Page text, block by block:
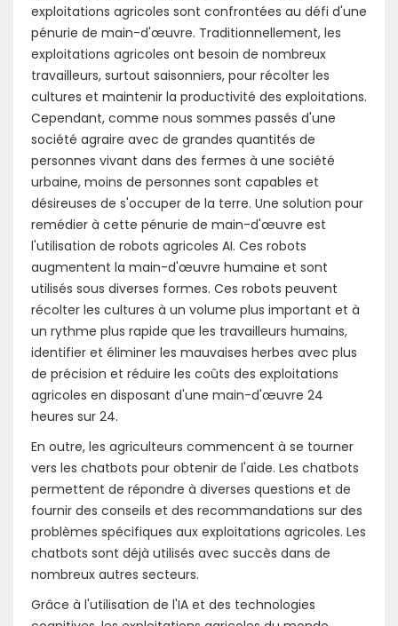
exploitations agricoles sont confrontées au défi d'une
pénurie de main-d'œuvre. Traditionnellement, les
exploitations agricoles ont besoin de nombreux
travailleurs, surtout saisonniers, pour récolter les
cultures et maintenir la productivité des exploitations.
Cependant, comme nous sommes passés d'une
société agraire avec de grandes quantités de
personnes vivant dans des fermes à une société
urbaine, moins de personnes sont capables et
désireuses de s'occuper de la terre. Une solution pour
remédier à cette pénurie de main-d'œuvre est
l'utilisation de robots agricoles AI. Ces robots
augmentent la main-d'œuvre humaine et sont
utilisés sous diverses formes. Ces robots peuvent
récolter les cultures à un volume plus important et à
un rythme plus rapide que les travailleurs humains,
identifier et éliminer les mauvaises herbes avec plus
de précision et réduire les coûts des exploitations
agricoles en disposant d'une main-d'œuvre 24
heures sur 24.
En outre, les agriculteurs commencent à se tourner
vers les chatbots pour obtenir de l'aide. Les chatbots
permettent de répondre à diverses questions et de
fournir des conseils et des recommandations sur des
problèmes spécifiques aux exploitations agricoles. Les
chatbots sont déjà utilisés avec succès dans de
nombreux autres secteurs.
Grâce à l'utilisation de l'IA et des technologies